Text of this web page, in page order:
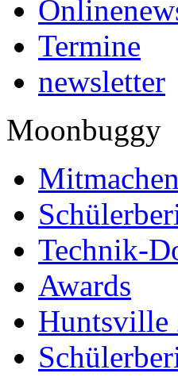
Termine
newsletter
Moonbuggy
Mitmachen
Technik-
Awards
Huntsville